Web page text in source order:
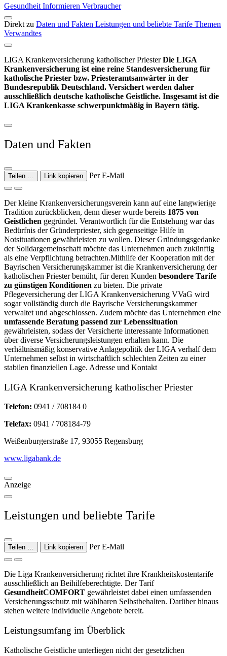
Gesundheit Informieren Verbraucher
Direkt zu Daten und Fakten Leistungen und beliebte Tarife Themen
Verwandtes
LIGA Krankenversicherung katholischer PriesterDie LIGA
Krankenversicherung ist eine reine Standesversicherung für
katholische Priester bzw. Priesteramtsanwärter in der
Bundesrepublik Deutschland. Versichert werden daher
ausschließlich deutsche katholische Geistliche. Insgesamt ist die
LIGA Krankenkasse schwerpunktmäßig in Bayern tätig.
Daten und Fakten
Teilen … Link kopieren Per E-Mail
Der kleine Krankenversicherungsverein kann auf eine langwierige
Tradition zurückblicken, denn dieser wurde bereits 1875 von
Geistlichen gegründet. Verantwortlich für die Entstehung war das
Bedürfnis der Gründerpriester, sich gegenseitige Hilfe in
Notsituationen gewährleisten zu wollen. Dieser Gründungsgedanke
der Solidargemeinschaft möchte das Unternehmen auch zukünftig
als eine Verpflichtung betrachten.Mithilfe der Kooperation mit der
Bayrischen Versicherungskammer ist die Krankenversicherung der
katholischen Priester bemüht, für deren Kunden besondere Tarife
zu günstigen Konditionen zu bieten. Die private
Pflegeversicherung der LIGA Krankenversicherung VVaG wird
sogar vollständig durch die Bayrische Versicherungskammer
verwaltet und abgeschlossen. Zudem möchte das Unternehmen eine
umfassende Beratung passend zur Lebenssituation
gewährleisten, sodass der Versicherte interessante Informationen
über diverse Versicherungsleistungen erhalten kann. Die
verhältnismäßig konservative Anlagepolitik der LIGA verhalf dem
Unternehmen selbst in wirtschaftlich schlechten Zeiten zu einer
stabilen finanziellen Lage. Adresse und Kontakt
LIGA Krankenversicherung katholischer Priester
Telefon: 0941 / 708184 0
Telefax: 0941 / 708184-79
Weißenburgerstraße 17, 93055 Regensburg
www.ligabank.de
Anzeige
Leistungen und beliebte Tarife
Teilen … Link kopieren Per E-Mail
Die Liga Krankenversicherung richtet ihre Krankheitskostentarife
ausschließlich an Beihilfeberechtigte. Der Tarif
GesundheitCOMFORT gewährleistet dabei einen umfassenden
Versicherungsschutz mit wählbaren Selbstbehalten. Darüber hinaus
stehen weitere individuelle Angebote bereit.
Leistungsumfang im Überblick
Katholische Geistliche unterliegen nicht der gesetzlichen